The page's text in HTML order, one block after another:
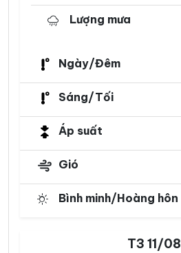
Lượng mưa
Ngày/Đêm
Sáng/Tối
Áp suất
Gió
Bình minh/Hoàng hôn
T3 11/08